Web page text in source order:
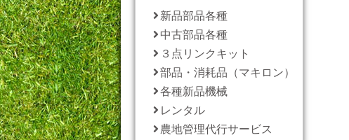
新品部品各種
中古部品各種
３点リンクキット
部品・消耗品（マキロン）
各種新品機械
レンタル
農地管理代行サービス